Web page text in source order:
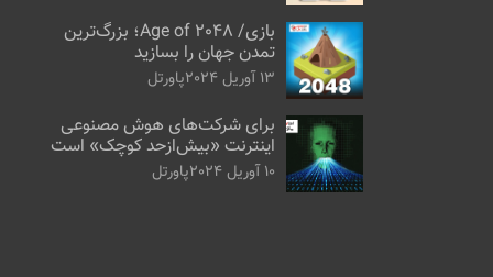
بازی/ Age of 2048؛ بزرگ‌ترین
تمدن جهان را بسازید
13 آوریل 2024 پاورتل
برای شرکت‌های هوش مصنوعی
اینترنت «بیش‌از‌حد کوچک» است
10 آوریل 2024 پاورتل